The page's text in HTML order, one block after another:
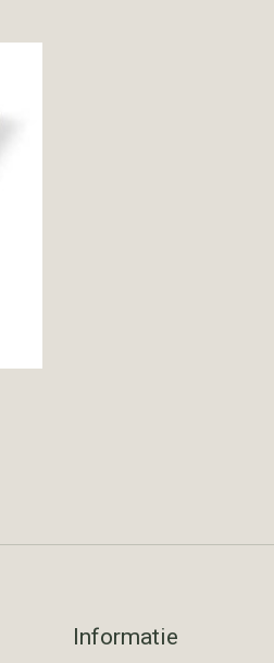
Informatie